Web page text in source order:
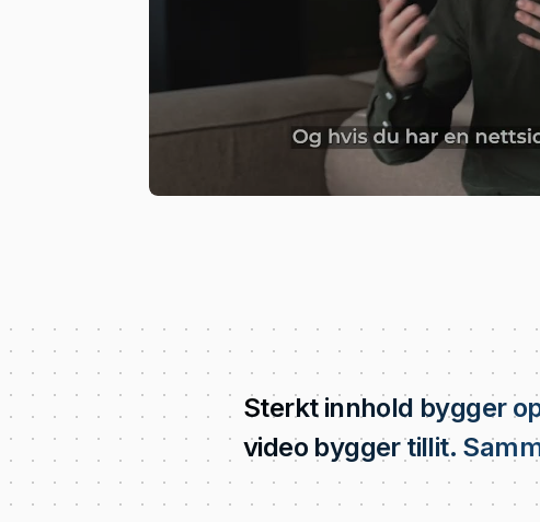
Sterkt innhold bygger
video bygger tillit.